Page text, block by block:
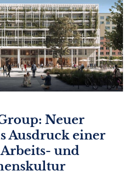
Neuer
Ausdruck einer
und